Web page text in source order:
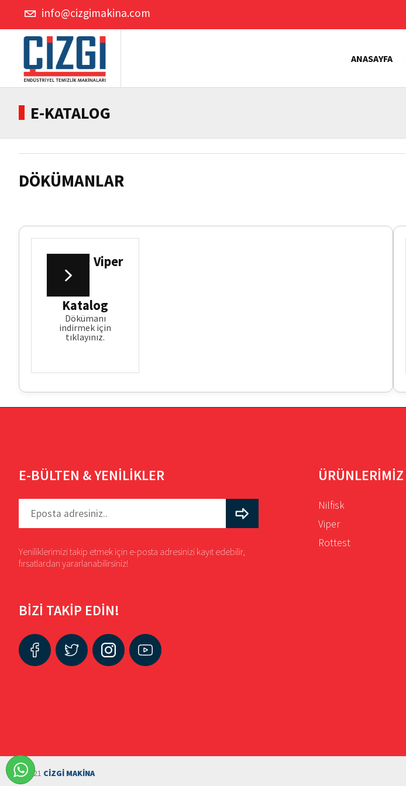
info@cizgimakina.com
ANASAYFA
E-KATALOG
DÖKÜMANLAR
Viper
Katalog
Dökümanı
indirmek için
tıklayınız.
E-BÜLTEN & YENİLİKLER
Yeniliklerimizi takip etmek için e-posta adresinizi kayıt edebilir,
fırsatlardan yararlanabilirsiniz!
BİZİ TAKİP EDİN!
ÜRÜNLERİMİZ
Nilfisk
Viper
Rottest
©2021 CİZGİ MAKİNA